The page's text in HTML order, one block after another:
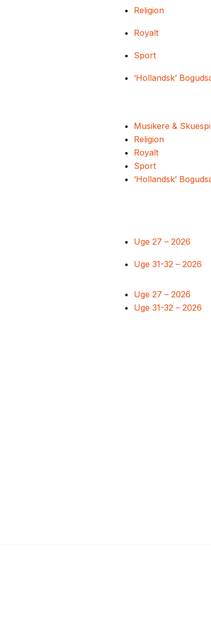
Religion
Royalt
Sport
‘Hollandsk’
Musikere &
Religion
Royalt
Sport
‘Hollandsk’
Uge 27 – 2026
Uge 31-32 – 2026
Uge 27 – 2026
Uge 31-32 – 2026